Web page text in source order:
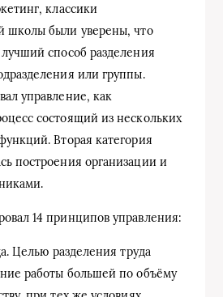
классики
школы были уверены, что
способ разделения
или группы.
управление, как
состоящий из нескольких
Вторая категория
построения организации и
14 принципов управления:
Целью разделения труда
работы большей по объёму